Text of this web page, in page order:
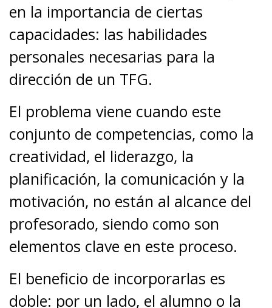
en la importancia de ciertas
capacidades: las habilidades
personales necesarias para la
dirección de un TFG.
El problema viene cuando este
conjunto de competencias, como la
creatividad, el liderazgo, la
planificación, la comunicación y la
motivación, no están al alcance del
profesorado, siendo como son
elementos clave en este proceso.
El beneficio de incorporarlas es
doble: por un lado, el alumno o la